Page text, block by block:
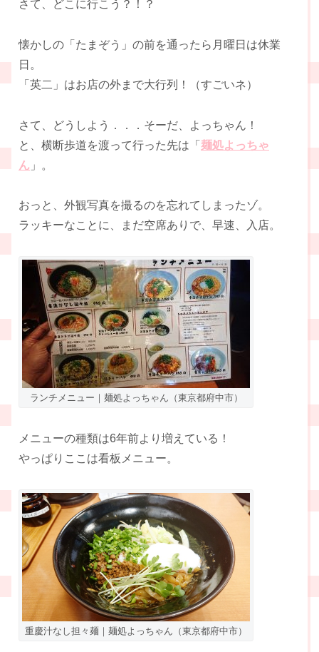
さて、どこに行こう？！？
懐かしの「たまぞう」の前を通ったら月曜日は休業
日。
「英二」はお店の外まで大行列！（すごいネ）
さて、どうしよう．．．そーだ、よっちゃん！
と、横断歩道を渡って行った先は「 麺処よっちゃ
ん 」。
おっと、外観写真を撮るのを忘れてしまったゾ。
ラッキーなことに、まだ空席ありで、早速、入店。
ランチメニュー｜麺処よっちゃん（東京都府中市）
メニューの種類は6年前より増えている！
やっぱりここは看板メニュー。
重慶汁なし担々麺｜麺処よっちゃん（東京都府中市）